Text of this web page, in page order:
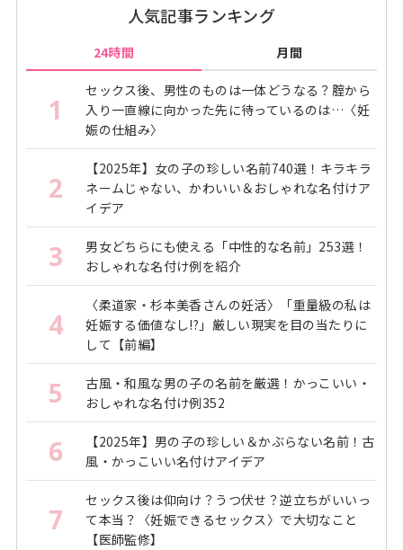
人気記事ランキング
24時間 月間
1
セックス後、男性のものは一体どうなる？腟から
入り一直線に向かった先に待っているのは…〈妊
娠の仕組み〉
2
【2025年】女の子の珍しい名前740選！キラキラ
ネームじゃない、かわいい＆おしゃれな名付けア
イデア
3
男女どちらにも使える「中性的な名前」253選！
おしゃれな名付け例を紹介
4
〈柔道家・杉本美香さんの妊活〉「重量級の私は
妊娠する価値なし!?」厳しい現実を目の当たりに
して【前編】
5
古風・和風な男の子の名前を厳選！かっこいい・
おしゃれな名付け例352
6
【2025年】男の子の珍しい＆かぶらない名前！古
風・かっこいい名付けアイデア
7
セックス後は仰向け？うつ伏せ？逆立ちがいいっ
て本当？〈妊娠できるセックス〉で大切なこと
【医師監修】